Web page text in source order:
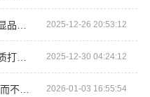
2025-12-26 20:53:12
华居不锈钢定制家居：环保材质打造健康厨房新体验 2025-12-30 04:24:12
华居不锈钢定制家居 展现简约而不简单的美学设计 2026-01-03 16:55:54